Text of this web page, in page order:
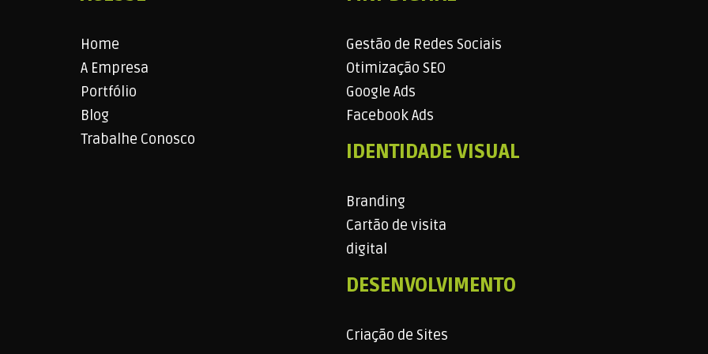
Home
A Empresa
Portfólio
Blog
Trabalhe Conosco
Gestão de Redes Sociais
Otimização SEO
Google Ads
Facebook Ads
IDENTIDADE VISUAL
Branding
Cartão de visita
digital
DESENVOLVIMENTO
Criação de Sites